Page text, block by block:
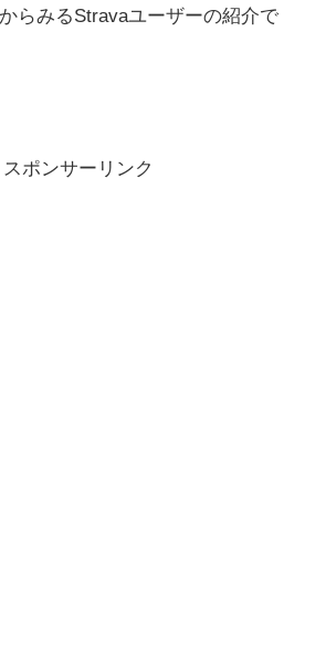
らみるStravaユーザーの紹介で
スポンサーリンク